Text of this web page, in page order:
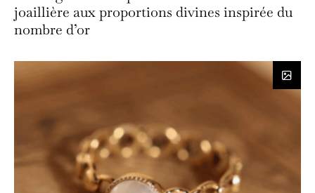
joaillière aux proportions divines inspirée du
nombre d’or